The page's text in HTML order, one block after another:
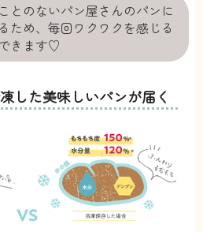
とのないパン屋さんのパンに
ため、毎回ワクワクを感じる
きます♡
した美味しいパンが届く